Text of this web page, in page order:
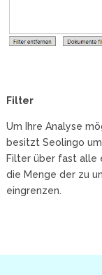
Filter
Um Ihre Analyse
besitzt Seolingo
Filter über fast alle
die Menge der zu
eingrenzen.